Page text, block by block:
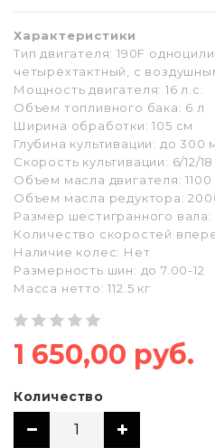
Характеристики
Тип двигателя: 190F
четырёхтактный, с
Мощность двигателя: 16 л.с.
Объем топливного бака: 6 л
Ширина обработки: 105 см
Глубина культивации: до 300
Скорость культивации: 6/12/
Объем масла двигателя: 1100
Объем масла редуктора:
Размер шестигранного вала:
Количество скоростей
Наличие колес: Нет
Размерность шин: до 7.00-12
Масса нетто: 112.5 кг
1 650,00 руб.
Количество